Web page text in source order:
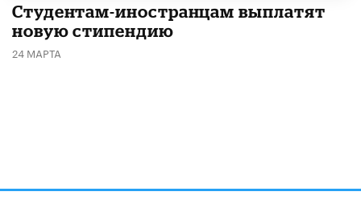
Студентам-иностранцам выплатят
новую стипендию
24 МАРТА